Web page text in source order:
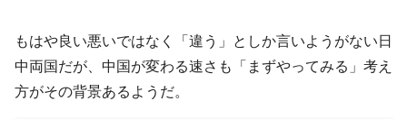
もはや良い悪いではなく「違う」としか言いようがない日
中両国だが、中国が変わる速さも「まずやってみる」考え
方がその背景あるようだ。